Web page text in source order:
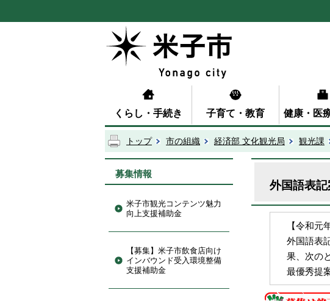
くらし・手続き 子育て・教育 健康・医
トップ 市の組織 経済部 文化観光局 観光課
募集情報
米子市観光コンテンツ魅力
向上支援補助金
【募集】米子市飲食店向け
インバウンド受入環境整備
支援補助金
外国語表
【令和元
外国語表
果、次の
最優秀提